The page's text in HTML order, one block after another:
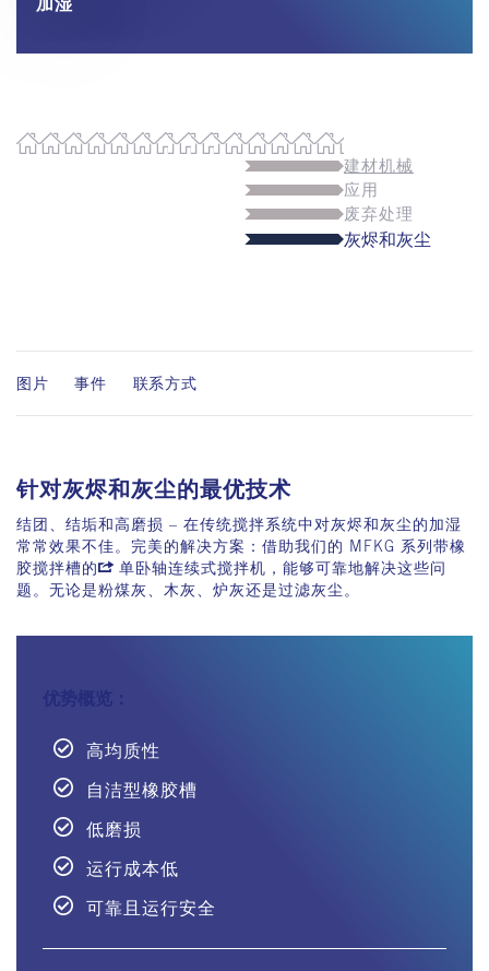
建材机械
应用
废弃处理
灰烬和灰尘
图片 事件 联系方式
针对灰烬和灰尘的最优技术
结团、结垢和高磨损 – 在传统搅拌系统中对灰烬和灰尘的加湿
常常效果不佳。完美的解决方案：借助我们的 MFKG 系列带橡
胶搅拌槽的
单卧轴连续式搅拌机 ，能够可靠地解决这些问
题。无论是粉煤灰、木灰、炉灰还是过滤灰尘。
高均质性
自洁型橡胶槽
低磨损
运行成本低
可靠且运行安全